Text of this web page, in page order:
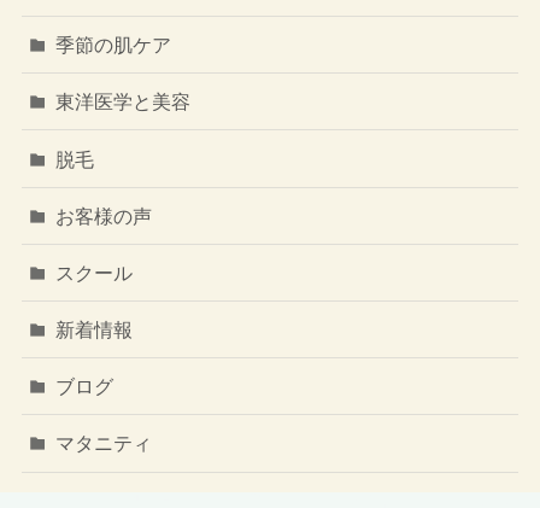
季節の肌ケア
東洋医学と美容
脱毛
お客様の声
スクール
新着情報
ブログ
マタニティ